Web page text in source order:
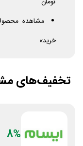
مشاهده
خرید»
تخفیف‌های
8%